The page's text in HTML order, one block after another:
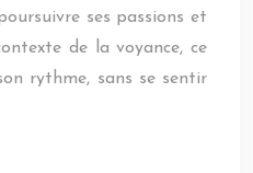
ses passions et
de la voyance, ce
rythme, sans se sentir